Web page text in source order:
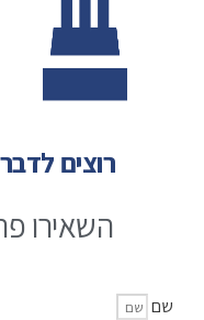
רוצים
השאירו
שם